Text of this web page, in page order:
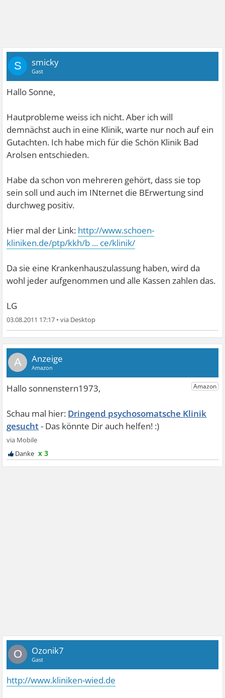
S smicky
Gast
Hallo Sonne,
Hautprobleme weiss ich nicht. Aber ich will
demnächst auch in eine Klinik, warte nur noch auf ein
Gutachten. Ich habe mich für die Schön Klinik Bad
Arolsen entschieden.
Habe da schon von mehreren gehört, dass sie top
sein soll und auch im INternet die BErwertung sind
durchweg positiv.
Hier mal der Link: http://www.schoen-
kliniken.de/ptp/kkh/b ... ce/klinik/
Da sie eine Krankenhauszulassung haben, wird da
wohl jeder aufgenommen und alle Kassen zahlen das.
LG
03.08.2011 17:17 •
A
Dringend psychosomatsche Klinik
gesucht
x 3
O Ozonik7
Gast
http://www.kliniken-wied.de